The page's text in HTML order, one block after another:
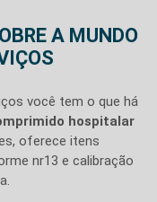
A MUNDO
você tem o que há
hospitalar
oferece itens
nr13 e calibração